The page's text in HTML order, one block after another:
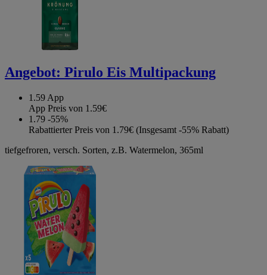
Angebot: Pirulo Eis Multipackung
1.59 App
App Preis von 1.59€
1.79 -55%
Rabattierter Preis von 1.79€ (Insgesamt -55% Rabatt)
tiefgefroren, versch. Sorten, z.B. Watermelon, 365ml